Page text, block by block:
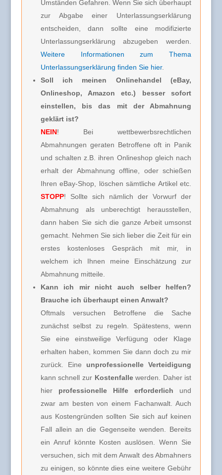
Umständen Gefahren. Wenn Sie sich überhaupt
zur Abgabe einer Unterlassungserklärung
entscheiden, dann sollte eine modifizierte
Unterlassungserklärung abzugeben werden.
Weitere Informationen zum Thema
Unterlassungserklärung finden Sie hier.
Soll ich meinen Onlinehandel (eBay,
Onlineshop, Amazon etc.) besser sofort
einstellen, bis das mit der Abmahnung
geklärt ist?
NEIN! Bei wettbewerbsrechtlichen
Abmahnungen geraten Betroffene oft in Panik
und schalten z.B. ihren Onlineshop gleich nach
erhalt der Abmahnung offline, oder schießen
Ihren eBay-Shop, löschen sämtliche Artikel etc.
STOPP! Sollte sich nämlich der Vorwurf der
Abmahnung als unberechtigt herausstellen,
dann haben Sie sich die ganze Arbeit umsonst
gemacht. Nehmen Sie sich lieber die Zeit für ein
erstes kostenloses Gespräch mit mir, in
welchem ich Ihnen meine Einschätzung zur
Abmahnung mitteile.
Kann ich mir nicht auch selber helfen?
Brauche ich überhaupt einen Anwalt?
Oftmals versuchen Betroffene die Sache
zunächst selbst zu regeln. Spätestens, wenn
Sie eine einstweilige Verfügung oder Klage
erhalten haben, kommen Sie dann doch zu mir
zurück. Eine unprofessionelle Verteidigung
kann schnell zur Kostenfallewerden. Daher ist
hier professionelle Hilfe erforderlich und
zwar am besten von einem Fachanwalt. Auch
aus Kostengründen sollten Sie sich auf keinen
Fall allein an die Gegenseite wenden. Bereits
ein Anruf könnte Kosten auslösen. Wenn Sie
versuchen, sich mit dem Anwalt des Abmahners
zu einigen, so könnte dies eine weitere Gebühr